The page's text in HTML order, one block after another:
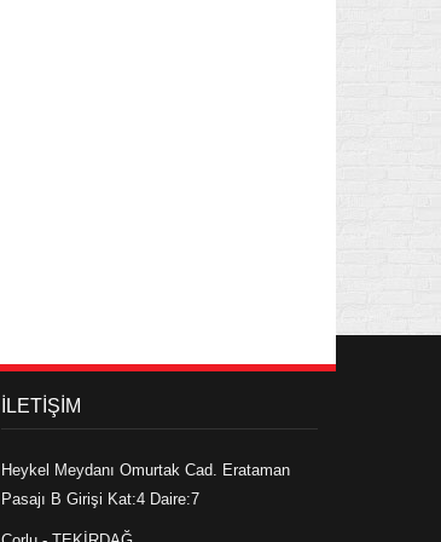
İLETİŞİM
Heykel Meydanı Omurtak Cad. Erataman
Pasajı B Girişi Kat:4 Daire:7